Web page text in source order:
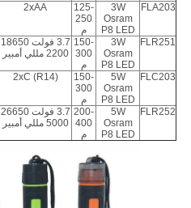
FLA203
3W
Osram
P8 LED
125-
250
م
2xAA
FLR251
3W
Osram
P8 LED
150-
300
م
3.7 فولت 18650
2200 مللي أمبير
FLC203
5W
Osram
P8 LED
150-
300
م
2xC (R14)
FLR252
5W
Osram
P8 LED
200-
400
م
3.7 فولت 26650
5000 مللي أمبير